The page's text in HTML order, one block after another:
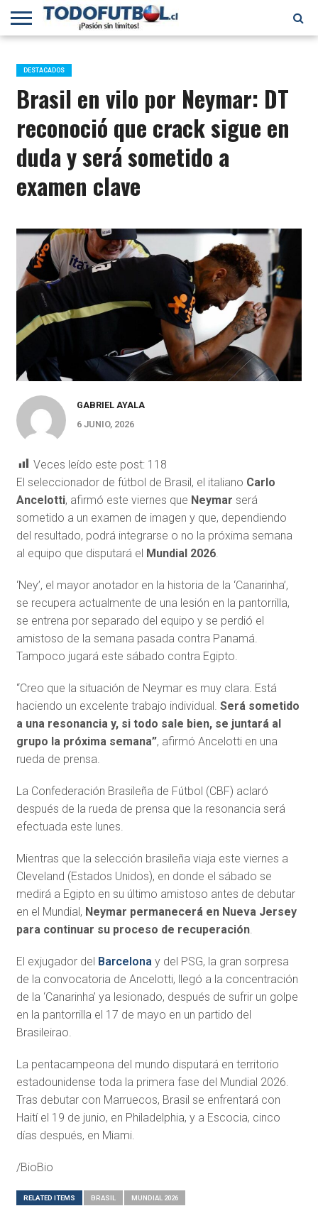
PRIMERA
B
SELECCIÓN
CHILENA
CHILENOS
EN EL
MUNDO
FÚTBOL
INTERNACIONAL
DESTACADOS
Brasil en vilo por Neymar: DT
reconoció que crack sigue en
duda y será sometido a
examen clave
GABRIEL AYALA
6 JUNIO, 2026
Veces leído este post: 118
El seleccionador de fútbol de Brasil, el italiano Carlo
Ancelotti, afirmó este viernes que Neymar será
sometido a un examen de imagen y que, dependiendo
del resultado, podrá integrarse o no la próxima semana
al equipo que disputará el Mundial 2026.
‘Ney’, el mayor anotador en la historia de la ‘Canarinha’,
se recupera actualmente de una lesión en la pantorrilla,
se entrena por separado del equipo y se perdió el
amistoso de la semana pasada contra Panamá.
Tampoco jugará este sábado contra Egipto.
“Creo que la situación de Neymar es muy clara. Está
haciendo un excelente trabajo individual. Será sometido
a una resonancia y, si todo sale bien, se juntará al
grupo la próxima semana”, afirmó Ancelotti en una
rueda de prensa.
La Confederación Brasileña de Fútbol (CBF) aclaró
después de la rueda de prensa que la resonancia será
efectuada este lunes.
Mientras que la selección brasileña viaja este viernes a
Cleveland (Estados Unidos), en donde el sábado se
medirá a Egipto en su último amistoso antes de debutar
en el Mundial, Neymar permanecerá en Nueva Jersey
para continuar su proceso de recuperación.
El exjugador del Barcelona y del PSG, la gran sorpresa
de la convocatoria de Ancelotti, llegó a la concentración
de la ‘Canarinha’ ya lesionado, después de sufrir un golpe
en la pantorrilla el 17 de mayo en un partido del
Brasileirao.
La pentacampeona del mundo disputará en territorio
estadounidense toda la primera fase del Mundial 2026.
Tras debutar con Marruecos, Brasil se enfrentará con
Haití el 19 de junio, en Philadelphia, y a Escocia, cinco
días después, en Miami.
/BioBio
RELATED ITEMS BRASIL MUNDIAL 2026